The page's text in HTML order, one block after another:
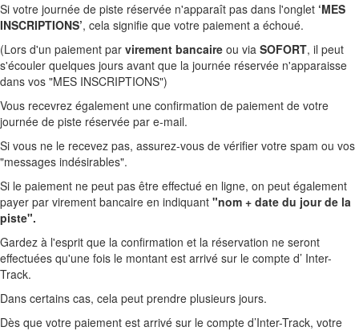
Si votre journée de piste réservée n'apparaît pas dans l'onglet ‘MES
INSCRIPTIONS’, cela signifie que votre paiement a échoué.
(Lors d'un paiement par virement bancaire ou via SOFORT, il peut
s'écouler quelques jours avant que la journée réservée n'apparaisse
dans vos "MES INSCRIPTIONS")
Vous recevrez également une confirmation de paiement de votre
journée de piste réservée par e-mail.
Si vous ne le recevez pas, assurez-vous de vérifier votre spam ou vos
"messages indésirables".
Si le paiement ne peut pas être effectué en ligne, on peut également
payer par virement bancaire en indiquant "nom + date du jour de la
piste".
Gardez à l'esprit que la confirmation et la réservation ne seront
effectuées qu'une fois le montant est arrivé sur le compte d’ Inter-
Track.
Dans certains cas, cela peut prendre plusieurs jours.
Dès que votre paiement est arrivé sur le compte d’Inter-Track, votre